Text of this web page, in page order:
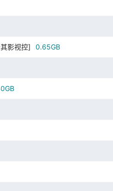
影视控] 0.65GB